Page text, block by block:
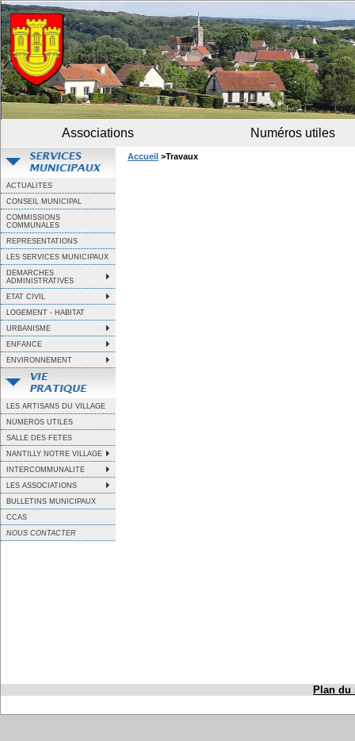
Associations Numéros utiles
ACTUALITES
CONSEIL MUNICIPAL
COMMISSIONS
COMMUNALES
REPRESENTATIONS
LES SERVICES MUNICIPAUX
DEMARCHES
ADMINISTRATIVES
ETAT CIVIL
LOGEMENT - HABITAT
URBANISME
ENFANCE
ENVIRONNEMENT
LES ARTISANS DU VILLAGE
NUMEROS UTILES
SALLE DES FETES
NANTILLY NOTRE VILLAGE
INTERCOMMUNALITE
LES ASSOCIATIONS
BULLETINS MUNICIPAUX
CCAS
NOUS CONTACTER
Accueil >Travaux
Plan du